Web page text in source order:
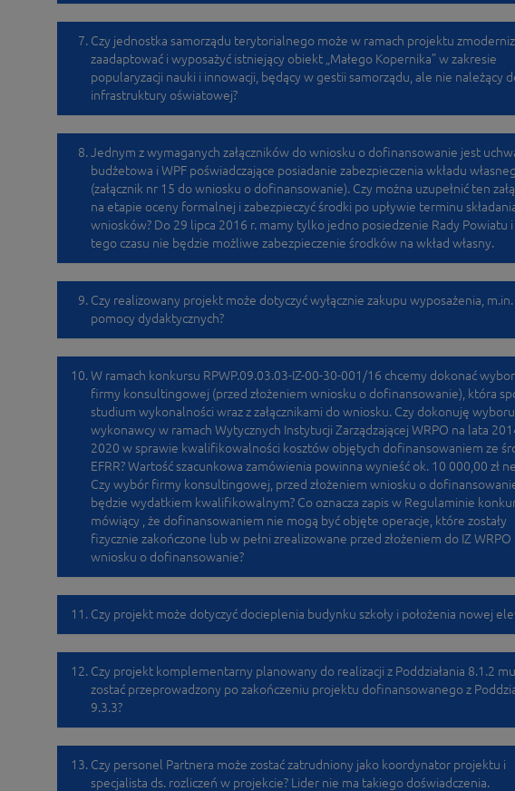
Czy jednostka samorządu terytorialnego może w ramach projektu
zaadaptować i wyposażyć istniejący obiekt „Małego Kopernika” w zakresie
popularyzacji nauki i innowacji, będący w gestii samorządu, ale nie należący
infrastruktury oświatowej?
Jednym z wymaganych załączników do wniosku o dofinansowanie jest
budżetowa i WPF poświadczające posiadanie zabezpieczenia wkładu
(załącznik nr 15 do wniosku o dofinansowanie). Czy można uzupełnić ten
na etapie oceny formalnej i zabezpieczyć środki po upływie terminu
wniosków? Do 29 lipca 2016 r. mamy tylko jedno posiedzenie Rady Powiatu
tego czasu nie będzie możliwe zabezpieczenie środków na wkład własny.
Czy realizowany projekt może dotyczyć wyłącznie zakupu wyposażenia, m.in.
pomocy dydaktycznych?
W ramach konkursu RPWP.09.03.03-IZ-00-30-001/16 chcemy dokonać
firmy konsultingowej (przed złożeniem wniosku o dofinansowanie), która
studium wykonalności wraz z załącznikami do wniosku. Czy dokonuję wyboru
wykonawcy w ramach Wytycznych Instytucji Zarządzającej WRPO na lata
2020 w sprawie kwalifikowalności kosztów objętych dofinansowaniem ze
EFRR? Wartość szacunkowa zamówienia powinna wynieść ok. 10 000,00 zł
Czy wybór firmy konsultingowej, przed złożeniem wniosku o
będzie wydatkiem kwalifikowalnym? Co oznacza zapis w Regulaminie
mówiący , że dofinansowaniem nie mogą być objęte operacje, które zostały
fizycznie zakończone lub w pełni zrealizowane przed złożeniem do IZ
wniosku o dofinansowanie?
Czy projekt może dotyczyć docieplenia budynku szkoły i położenia nowej
Czy projekt komplementarny planowany do realizacji z Poddziałania 8.1.2
zostać przeprowadzony po zakończeniu projektu dofinansowanego z
9.3.3?
Czy personel Partnera może zostać zatrudniony jako koordynator projektu i
specjalista ds. rozliczeń w projekcie? Lider nie ma takiego doświadczenia.